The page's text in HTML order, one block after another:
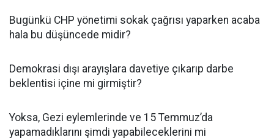
Bugünkü CHP yönetimi sokak çağrısı yaparken acaba
hala bu düşüncede midir?
Demokrasi dışı arayışlara davetiye çıkarıp darbe
beklentisi içine mi girmiştir?
Yoksa, Gezi eylemlerinde ve 15 Temmuz’da
yapamadıklarını şimdi yapabileceklerini mi